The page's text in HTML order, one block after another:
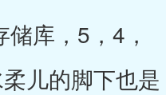
库，5，4，
儿的脚下也是